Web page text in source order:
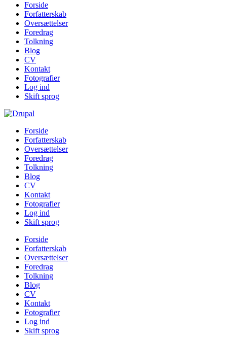
Forside
Forfatterskab
Oversættelser
Foredrag
Tolkning
Blog
CV
Kontakt
Fotografier
Log ind
Skift sprog
Forside
Forfatterskab
Oversættelser
Foredrag
Tolkning
Blog
CV
Kontakt
Fotografier
Log ind
Skift sprog
Forside
Forfatterskab
Oversættelser
Foredrag
Tolkning
Blog
CV
Kontakt
Fotografier
Log ind
Skift sprog